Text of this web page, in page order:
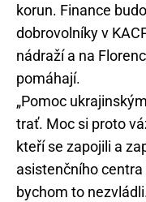
korun. Finance
dobrovolníky v
nádraží a na
pomáhají.
„Pomoc
trať. Moc si proto
kteří se zapojili a
asistenčního
bychom to